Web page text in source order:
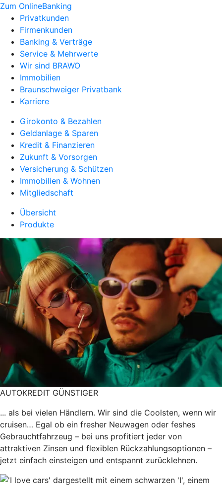
Zum OnlineBanking
Privatkunden
Firmenkunden
Banking & Verträge
Service & Mehrwerte
Wir sind BRAWO
Immobilien
Braunschweiger Privatbank
Karriere
Girokonto & Bezahlen
Geldanlage & Sparen
Kredit & Finanzieren
Zukunft & Vorsorgen
Versicherung & Schützen
Immobilien & Wohnen
Mitgliedschaft
Übersicht
Produkte
AUTOKREDIT GÜNSTIGER
... als bei vielen Händlern. Wir sind die Coolsten, wenn wir
cruisen… Egal ob ein fresher Neuwagen oder feshes
Gebrauchtfahrzeug – bei uns profitiert jeder von
attraktiven Zinsen und flexiblen Rückzahlungsoptionen –
jetzt einfach einsteigen und entspannt zurücklehnen.